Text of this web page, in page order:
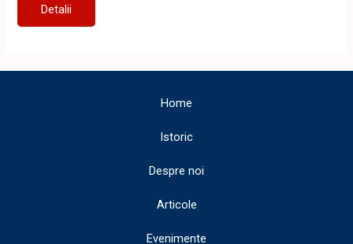
JKA
Camp
Detalii
Home
Istoric
Despre noi
Articole
Evenimente